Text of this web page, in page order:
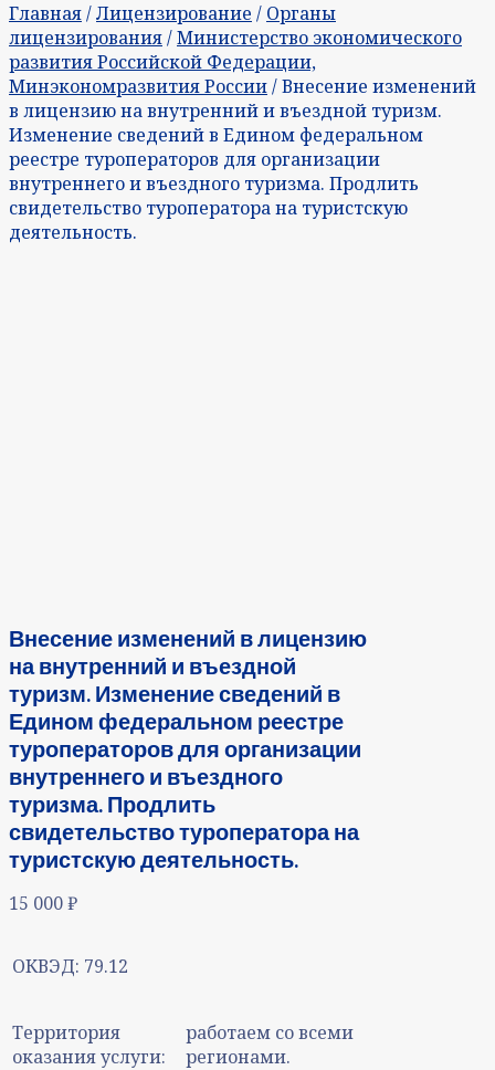
Главная/Лицензирование / Органы
лицензирования/Министерство экономического
развития Российской Федерации,
Минэкономразвития России/ Внесение изменений
в лицензию на внутренний и въездной туризм.
Изменение сведений в Едином федеральном
реестре туроператоров для организации
внутреннего и въездного туризма. Продлить
свидетельство туроператора на туристскую
деятельность.
Внесение изменений в лицензию
на внутренний и въездной
туризм. Изменение сведений в
Едином федеральном реестре
туроператоров для организации
внутреннего и въездного
туризма. Продлить
свидетельство туроператора на
туристскую деятельность.
15 000₽
ОКВЭД: 79.12
Территория
оказания услуги:
работаем со всеми
регионами.